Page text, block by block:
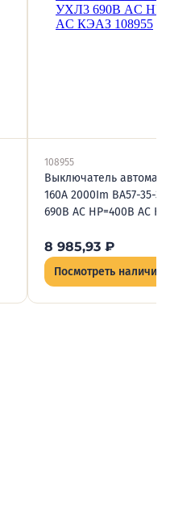
108955
Выключатель
160А 2000Im ВА57-35-341810
690В AC НР=400В AC КЭАЗ
8 985,93 ₽
Посмотреть наличие